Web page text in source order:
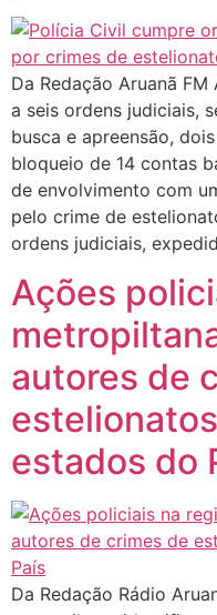
Da Redação Aruanã
a seis ordens judiciais,
busca e apreensão,
bloqueio de 14 contas
de envolvimento com
pelo crime de
ordens judiciais,
Ações
autores de
estados do
Da Redação Rádio